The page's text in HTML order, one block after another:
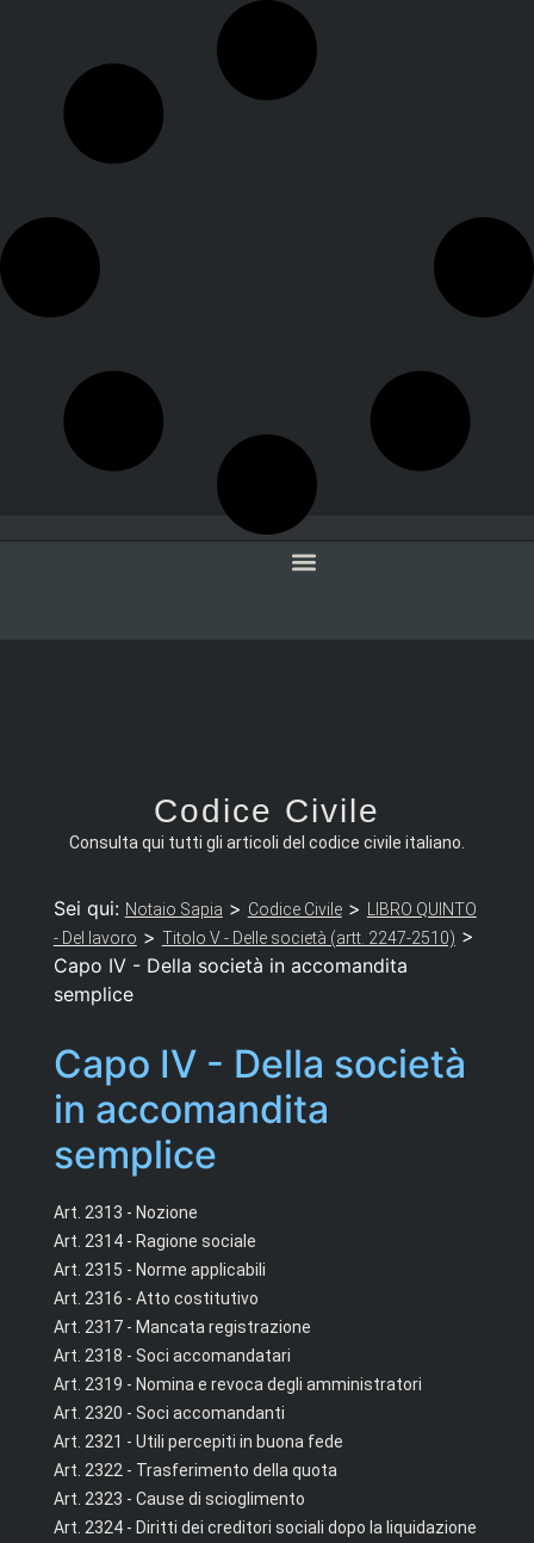
Codice Civile
Consulta qui tutti gli articoli del codice civile italiano.
Sei qui: Notaio Sapia > Codice Civile> LIBRO QUINTO
- Del lavoro > Titolo V - Delle società (artt. 2247-2510) >
Capo IV - Della società in accomandita
semplice
Capo IV - Della società
in accomandita
semplice
Art. 2313 - Nozione
Art. 2314 - Ragione sociale
Art. 2315 - Norme applicabili
Art. 2316 - Atto costitutivo
Art. 2317 - Mancata registrazione
Art. 2318 - Soci accomandatari
Art. 2319 - Nomina e revoca degli amministratori
Art. 2320 - Soci accomandanti
Art. 2321 - Utili percepiti in buona fede
Art. 2322 - Trasferimento della quota
Art. 2323 - Cause di scioglimento
Art. 2324 - Diritti dei creditori sociali dopo la liquidazione